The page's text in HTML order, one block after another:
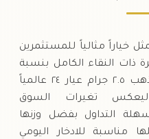
ذهب ٢.٥ جرام عيار ٢٤ تمثل خياراً مثالياً للمستثمرين
ذات النقاء الكامل بنسبة
١٠٠%.,يتم تحديث سعر سبيكة ذهب ٢.٥ جرام عيار ٢٤ عالمياً
ليعكس تغيرات السوق
التداول بفضل وزنها
يجعلها مناسبة للادخار اليومي